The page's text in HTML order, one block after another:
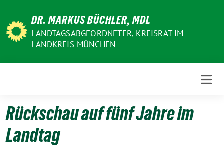
zum
Inhalt
DR. MARKUS BÜCHLER, MDL
LANDTAGSABGEORDNETER, KREISRAT IM
LANDKREIS MÜNCHEN
Rückschau auf fünf Jahre im
Landtag